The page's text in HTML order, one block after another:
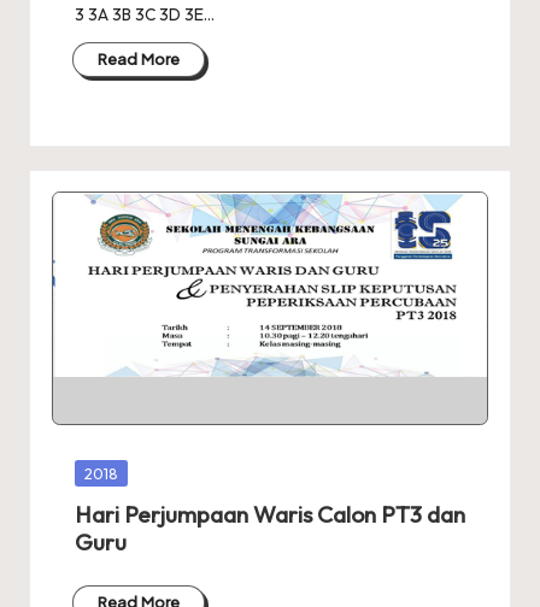
3 3A 3B 3C 3D 3E…
Read More
Posted
2018
Hari Perjumpaan Waris Calon PT3 dan
Guru
Read More